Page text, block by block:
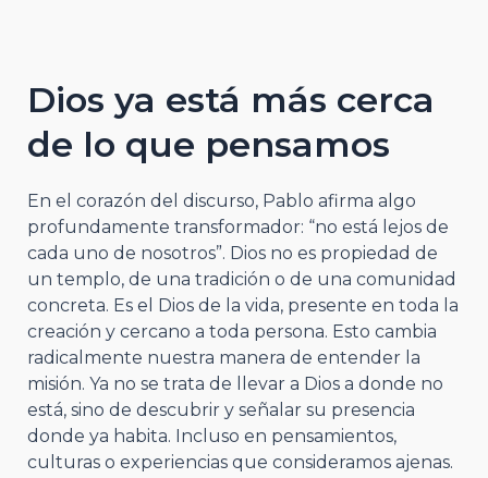
Dios ya está más cerca
de lo que pensamos
En el corazón del discurso, Pablo afirma algo
profundamente transformador: “no está lejos de
cada uno de nosotros”. Dios no es propiedad de
un templo, de una tradición o de una comunidad
concreta. Es el Dios de la vida, presente en toda la
creación y cercano a toda persona. Esto cambia
radicalmente nuestra manera de entender la
misión. Ya no se trata de llevar a Dios a donde no
está, sino de descubrir y señalar su presencia
donde ya habita. Incluso en pensamientos,
culturas o experiencias que consideramos ajenas.